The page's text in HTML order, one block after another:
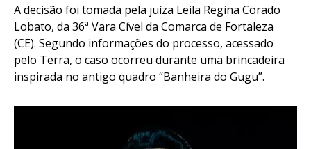
A decisão foi tomada pela juíza Leila Regina Corado
Lobato, da 36ª Vara Cível da Comarca de Fortaleza
(CE). Segundo informações do processo, acessado
pelo Terra, o caso ocorreu durante uma brincadeira
inspirada no antigo quadro “Banheira do Gugu”.